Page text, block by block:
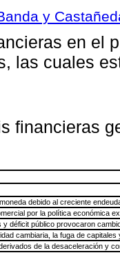
y
en el
las cuales
financieras
debido al creciente
por la política económica
y déficit público provocaron
cambiaria, la fuga de
de la desaceleración y